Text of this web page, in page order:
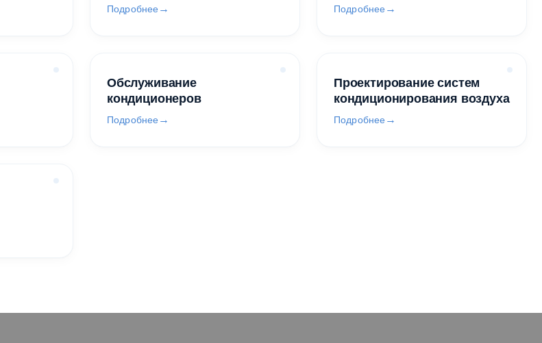
Подробнее Подробнее
Обслуживание
кондиционеров
Подробнее
Проектирование систем
кондиционирования воздуха
Подробнее